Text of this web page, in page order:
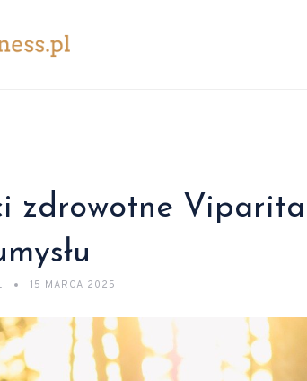
zdrowotne
15 MARCA 2025